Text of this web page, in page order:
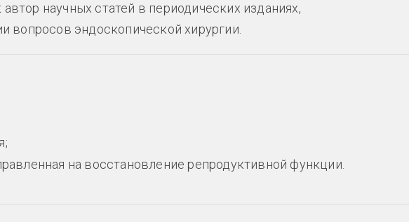
научных статей в периодических изданиях,
вопросов эндоскопической хирургии.
на восстановление репродуктивной функции.